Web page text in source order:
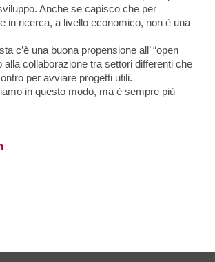
Anche se capisco che per
in ricerca, a livello economico, non è una
c’è una buona propensione all’ “open
alla collaborazione tra settori differenti che
per avviare progetti utili.
in questo modo, ma è sempre più